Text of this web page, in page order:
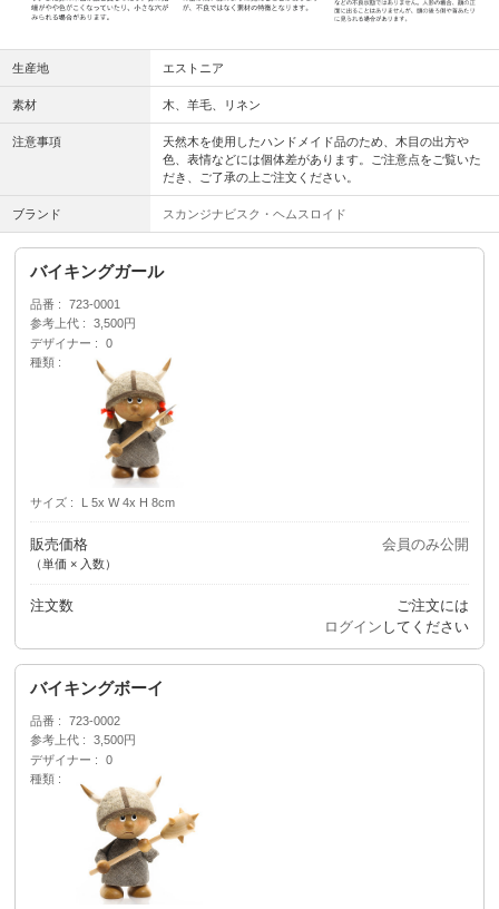
生産地 エストニア
素材 木、羊毛、リネン
注意事項
天然木を使用したハンドメイド品のため、木目の出方や
色、表情などには個体差があります。ご注意点をご覧いた
だき、ご了承の上ご注文ください。
ブランド スカンジナビスク・ヘムスロイド
バイキングガール
品番
723-0001
参考上代
3,500円
デザイナー
0
種類
サイズ L 5x W 4x H 8cm
販売価格
（単価 × 入数）
会員のみ公開
注文数
ご注文には
ログイン してください
バイキングボーイ
品番
723-0002
参考上代
3,500円
デザイナー
0
種類